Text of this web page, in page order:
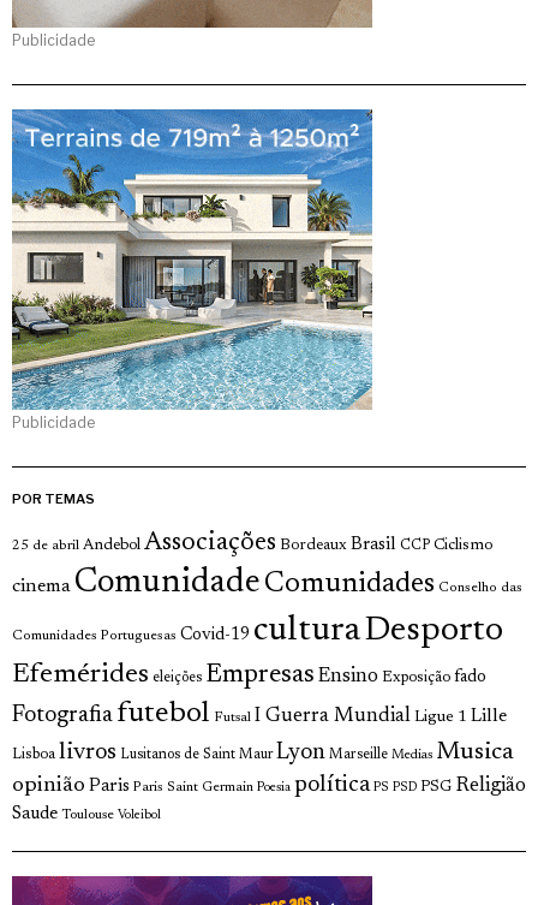
Publicidade
Publicidade
POR TEMAS
25 de abril Andebol Associações Bordeaux Brasil CCP Ciclismo
cinema Comunidade Comunidades Conselho das
Comunidades Portuguesas Covid-19 culturaDesporto
Efemérides eleições Empresas Ensino Exposição fado
Fotografia futebol Futsal I Guerra Mundial Ligue 1 Lille
Lisboa livros Lusitanos de Saint Maur Lyon Marseille Medias Musica
opinião Paris Paris Saint Germain Poesia política PS PSD PSG Religião
Saude Toulouse Voleibol